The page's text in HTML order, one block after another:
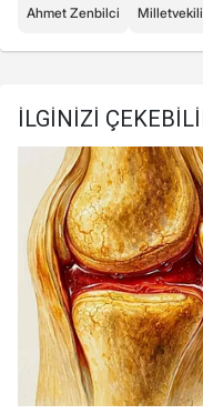
Ahmet Zenbilci Milletvekili